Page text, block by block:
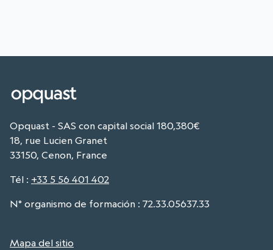
Opquast - SAS con capital social 180,380€
18, rue Lucien Granet
33150, Cenon, France
Tél : +33 5 56 401 402
N° organismo de formación : 72.33.05637.33
Mapa del sitio